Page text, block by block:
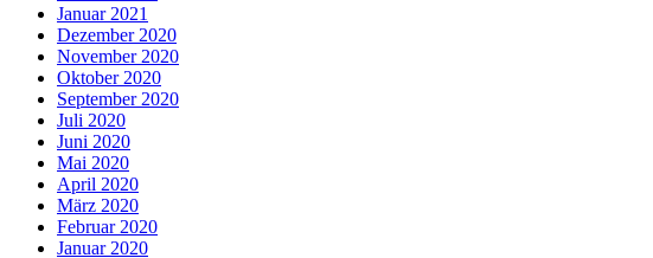
Januar 2021
Dezember 2020
November 2020
Oktober 2020
September 2020
Juli 2020
Juni 2020
Mai 2020
April 2020
März 2020
Februar 2020
Januar 2020